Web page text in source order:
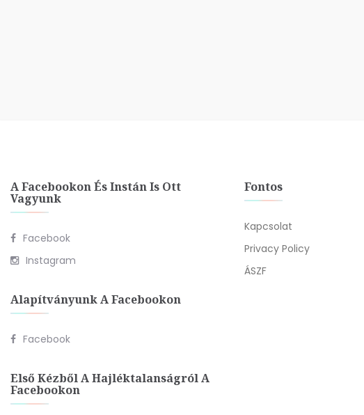
A Facebookon És Instán Is Ott
Vagyunk
Facebook
Instagram
Alapítványunk A Facebookon
Facebook
Első Kézből A Hajléktalanságról A
Facebookon
Fontos
Kapcsolat
Privacy Policy
ÁSZF